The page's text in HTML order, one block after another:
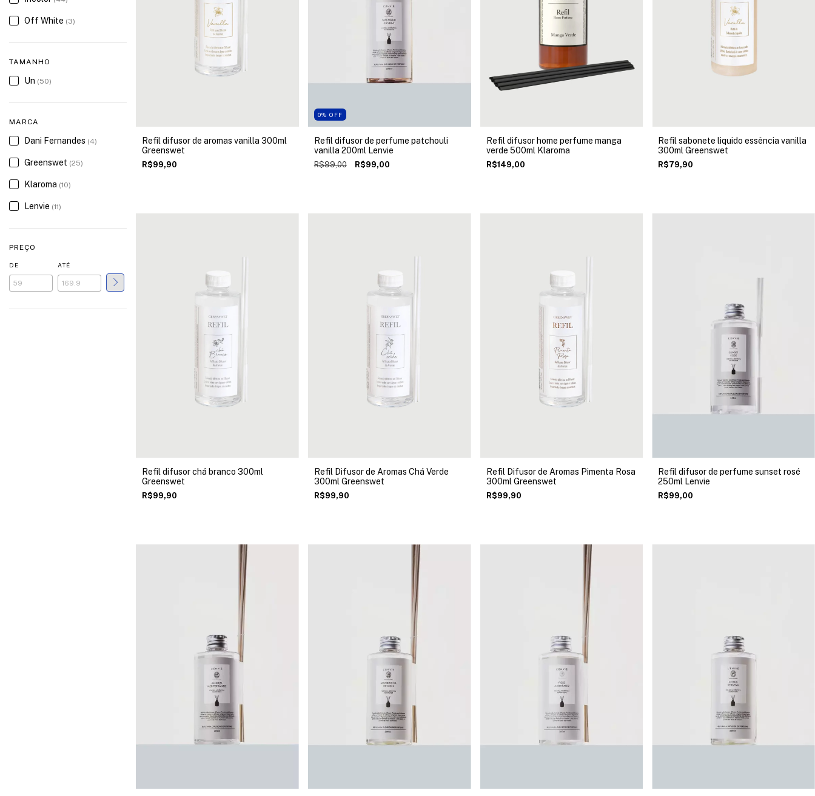
Off White (3)
TAMANHO
Un (50)
MARCA
Dani Fernandes (4)
Greenswet (25)
Klaroma (10)
Lenvie (11)
PREÇO
DE ATÉ
Refil difusor de aromas vanilla 300ml
Greenswet
R$99,90
0% OFF
Refil difusor de perfume patchouli
vanilla 200ml Lenvie
R$99,00 R$99,00
Refil difusor home perfume manga
verde 500ml Klaroma
R$149,00
Refil sabonete liquido essência vanilla
300ml Greenswet
R$79,90
Refil difusor chá branco 300ml
Greenswet
R$99,90
Refil Difusor de Aromas Chá Verde
300ml Greenswet
R$99,90
Refil Difusor de Aromas Pimenta Rosa
300ml Greenswet
R$99,90
Refil difusor de perfume sunset rosé
250ml Lenvie
R$99,00